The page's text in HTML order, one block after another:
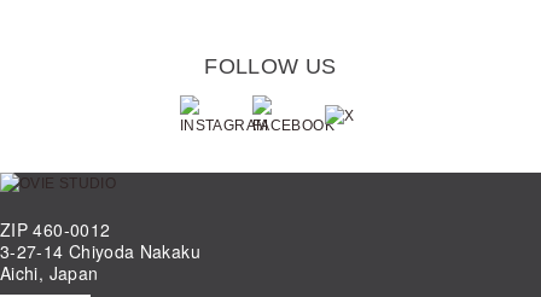
FOLLOW US
ZIP 460-0012
3-27-14 Chiyoda Nakaku
Aichi, Japan